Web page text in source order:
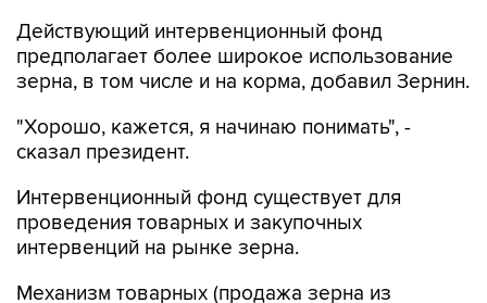
Действующий интервенционный фонд
предполагает более широкое использование
зерна, в том числе и на корма, добавил Зернин.
"Хорошо, кажется, я начинаю понимать", -
сказал президент.
Интервенционный фонд существует для
проведения товарных и закупочных
интервенций на рынке зерна.
Механизм товарных (продажа зерна из